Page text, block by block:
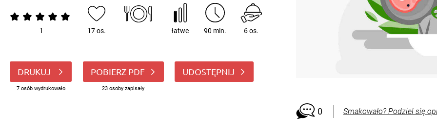
1 17 os. łatwe 90 min. 6 os.
DRUKUJ
7 osób wydrukowało
POBIERZ PDF
23 osoby zapisały
UDOSTĘPNIJ
0 Smakowało? Podziel się